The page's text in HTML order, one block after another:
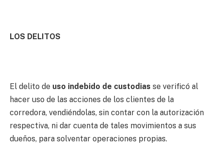
LOS DELITOS
El delito de uso indebido de custodias se verificó al
hacer uso de las acciones de los clientes de la
corredora, vendiéndolas, sin contar con la autorización
respectiva, ni dar cuenta de tales movimientos a sus
dueños, para solventar operaciones propias.